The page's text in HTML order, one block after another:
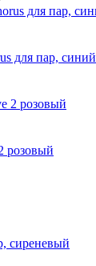
для пар, синий
розовый
сиреневый